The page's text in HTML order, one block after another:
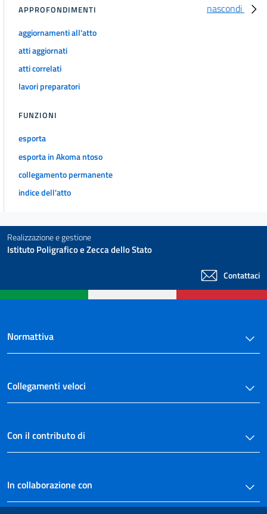
nascondi
APPROFONDIMENTI
aggiornamenti all'atto
atti aggiornati
atti correlati
lavori preparatori
FUNZIONI
esporta
esporta in Akoma ntoso
collegamento permanente
indice dell'atto
Realizzazione e gestione
Istituto Poligrafico e Zecca dello Stato
Contattaci
Normattiva
Collegamenti veloci
Con il contributo di
In collaborazione con